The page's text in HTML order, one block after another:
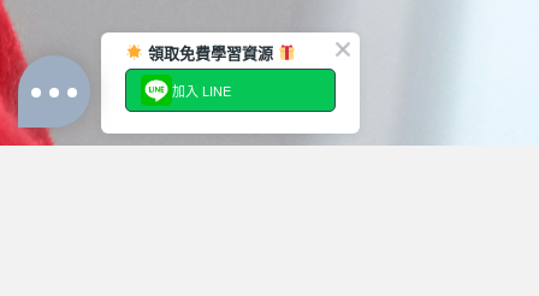
領取免費學習資源
加入 LINE